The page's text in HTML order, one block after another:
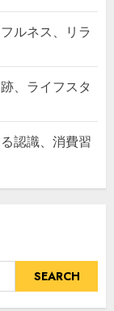
ルネス、リラ
、ライフスタ
認識、消費習